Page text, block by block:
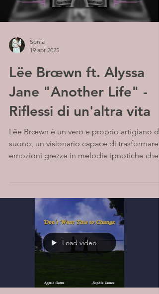
Sonia
19 apr 2025
Lëe Brœwn ft. Alyssa
Jane "Another Life" -
Riflessi di un'altra vita
Lëe Brœwn è un vero e proprio artigiano del
suono, un visionario capace di trasformare
emozioni grezze in melodie ipnotiche
Load video